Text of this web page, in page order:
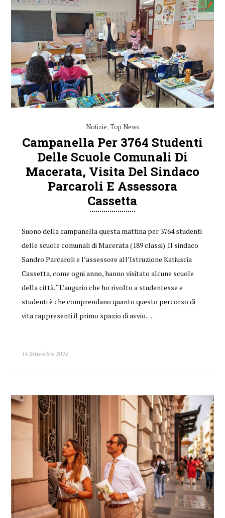
Notizie,Top News
Campanella Per 3764 Studenti
Delle Scuole Comunali Di
Macerata, Visita Del Sindaco
Parcaroli E Assessora
Cassetta
Suono della campanella questa mattina per 3764 studenti
delle scuole comunali di Macerata (189 classi). Il sindaco
Sandro Parcaroli e l’assessore all’Istruzione Katiuscia
Cassetta, come ogni anno, hanno visitato alcune scuole
della città. “L’augurio che ho rivolto a studentesse e
studenti è che comprendano quanto questo percorso di
vita rappresenti il primo spazio di avvio…
14 Settembre 2024